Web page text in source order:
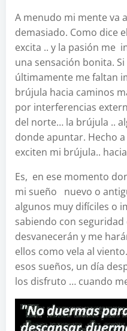
A menudo mi mente va
demasiado. Como dice
excita .. y la pasión me
una sensación bonita.
últimamente me faltan
brújula hacia caminos
por interferencias
del norte… la brújula ..
donde apuntar. Hecho
exciten mi brújula..
Es, en ese momento
mi sueño nuevo o
algunos muy difíciles o
sabiendo con seguridad
desvanecerán y me
ellos como vela al
esos sueños, un día
los disfruto … cuando